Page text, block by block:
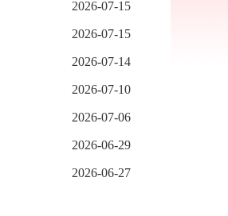
2026-07-15
2026-07-15
2026-07-14
2026-07-10
2026-07-06
2026-06-29
2026-06-27